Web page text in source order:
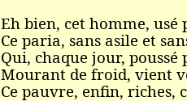
Eh bien, cet homme, usé
Ce paria, sans asile et
Qui, chaque jour, poussé
Mourant de froid, vient
Ce pauvre, enfin, riches,